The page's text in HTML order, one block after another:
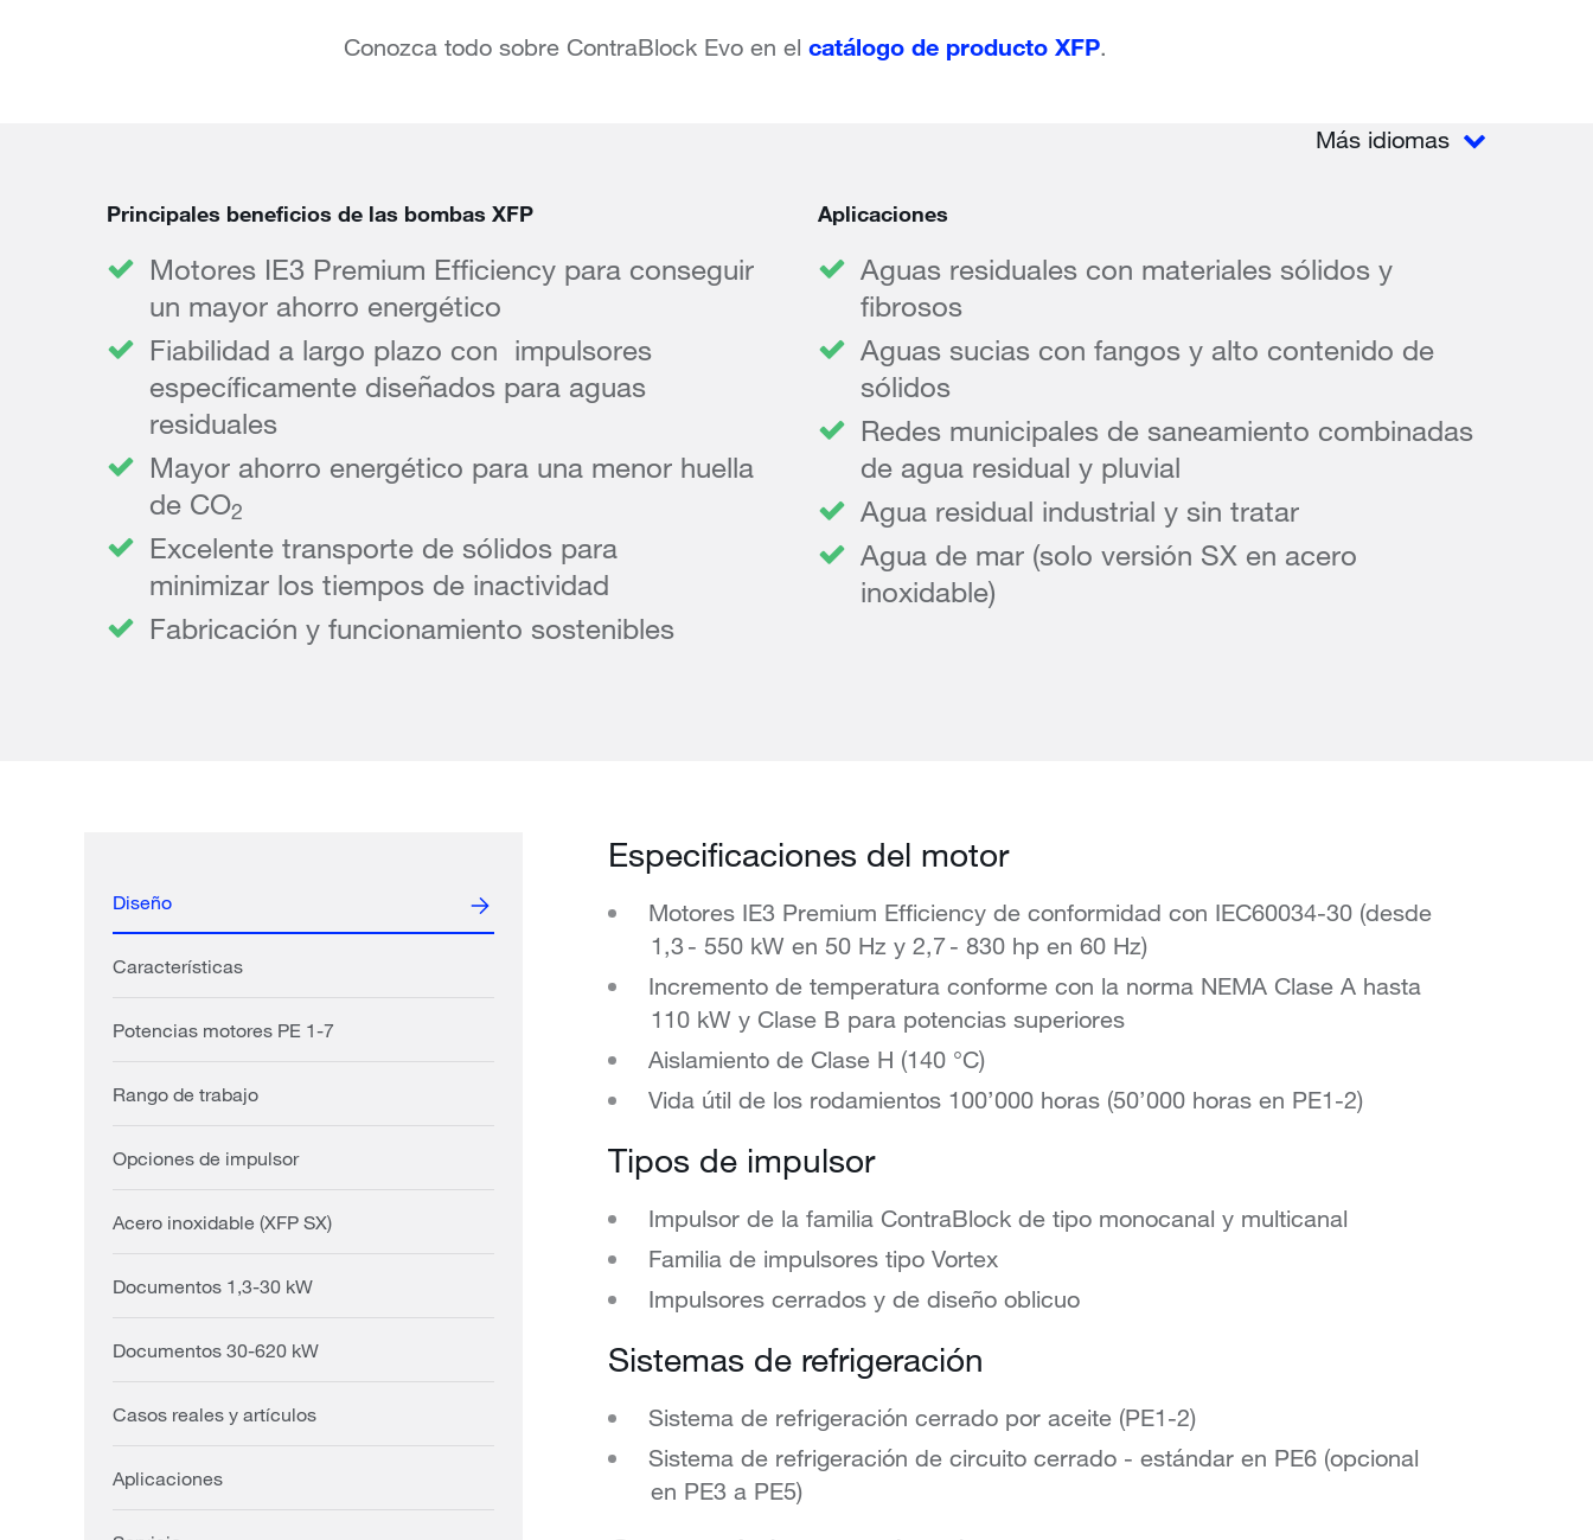
Conozca todo sobre ContraBlock Evo en el catálogo de producto XFP.
Más idiomas
Principales beneficios de las bombas XFP
Motores IE3 Premium Efficiency para conseguir
un mayor ahorro energético
Fiabilidad a largo plazo con impulsores
específicamente diseñados para aguas
residuales
Mayor ahorro energético para una menor huella
de CO2
Excelente transporte de sólidos para
minimizar los tiempos de inactividad
Fabricación y funcionamiento sostenibles
Aplicaciones
Aguas residuales con materiales sólidos y
fibrosos
Aguas sucias con fangos y alto contenido de
sólidos
Redes municipales de saneamiento combinadas
de agua residual y pluvial
Agua residual industrial y sin tratar
Agua de mar (solo versión SX en acero
inoxidable)
Diseño
Especificaciones del motor
Motores IE3 Premium Efficiency de conformidad con IEC60034-30 (desde
1,3 - 550 kW en 50 Hz y 2,7 - 830 hp en 60 Hz)
Incremento de temperatura conforme con la norma NEMA Clase A hasta
110 kW y Clase B para potencias superiores
Aislamiento de Clase H (140 °C)
Vida útil de los rodamientos 100’000 horas (50’000 horas en PE1-2)
Tipos de impulsor
Impulsor de la familia ContraBlock de tipo monocanal y multicanal
Familia de impulsores tipo Vortex
Impulsores cerrados y de diseño oblicuo
Sistemas de refrigeración
Sistema de refrigeración cerrado por aceite (PE1-2)
Sistema de refrigeración de circuito cerrado - estándar en PE6 (opcional
en PE3 a PE5)
Características
Potencias motores PE 1-7
Rango de trabajo
Opciones de impulsor
Acero inoxidable (XFP SX)
Documentos 1,3-30 kW
Documentos 30-620 kW
Casos reales y artículos
Aplicaciones